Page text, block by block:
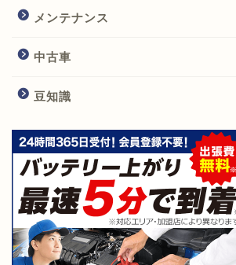
メンテナンス
中古車
豆知識